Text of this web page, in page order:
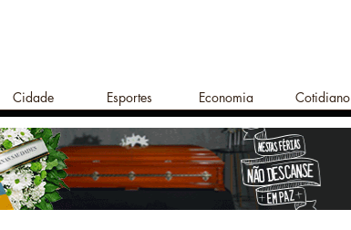
Cidade Esportes Economia Cotidiano